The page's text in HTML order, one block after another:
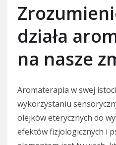
działa
na nasze
Aromaterapia w swej
wykorzystaniu
olejków eterycznych do
efektów fizjologicznych i